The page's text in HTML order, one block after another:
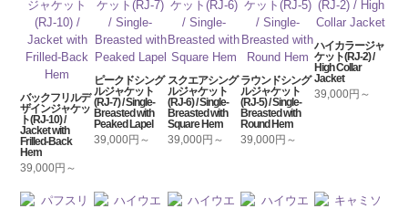
バックフリルデ
ザインジャケッ
ト(RJ-10) /
Jacket with
Frilled-Back
Hem
39,000円～
ピークドシング
ルジャケット
(RJ-7) / Single-
Breasted with
Peaked Lapel
39,000円～
スクエアシング
ルジャケット
(RJ-6) / Single-
Breasted with
Square Hem
39,000円～
ラウンドシング
ルジャケット
(RJ-5) / Single-
Breasted with
Round Hem
39,000円～
ハイカラージャ
ケット(RJ-2) /
High Collar
Jacket
39,000円～